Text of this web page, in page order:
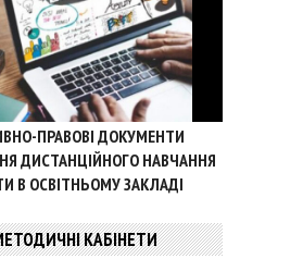
ПРАВОВІ ДОКУМЕНТИ
ДИСТАНЦІЙНОГО НАВЧАННЯ
В ОСВІТНЬОМУ ЗАКЛАДІ
КАБІНЕТИ